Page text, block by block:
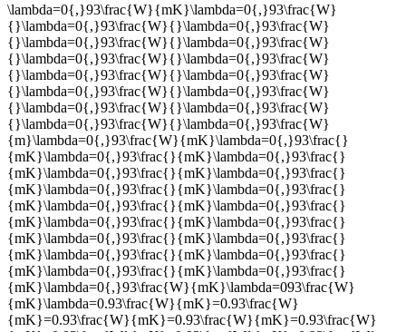
\lambda=0{,}93\frac{W}{mK}\lambda=0{,}93\frac{W}
{}\lambda=0{,}93\frac{W}{}\lambda=0{,}93\frac{W}
{}\lambda=0{,}93\frac{W}{}\lambda=0{,}93\frac{W}
{}\lambda=0{,}93\frac{W}{}\lambda=0{,}93\frac{W}
{}\lambda=0{,}93\frac{W}{}\lambda=0{,}93\frac{W}
{}\lambda=0{,}93\frac{W}{}\lambda=0{,}93\frac{W}
{}\lambda=0{,}93\frac{W}{}\lambda=0{,}93\frac{W}
{}\lambda=0{,}93\frac{W}{}\lambda=0{,}93\frac{W}
{m}\lambda=0{,}93\frac{W}{mK}\lambda=0{,}93\frac{}
{mK}\lambda=0{,}93\frac{}{mK}\lambda=0{,}93\frac{}
{mK}\lambda=0{,}93\frac{}{mK}\lambda=0{,}93\frac{}
{mK}\lambda=0{,}93\frac{}{mK}\lambda=0{,}93\frac{}
{mK}\lambda=0{,}93\frac{}{mK}\lambda=0{,}93\frac{}
{mK}\lambda=0{,}93\frac{}{mK}\lambda=0{,}93\frac{}
{mK}\lambda=0{,}93\frac{}{mK}\lambda=0{,}93\frac{}
{mK}\lambda=0{,}93\frac{}{mK}\lambda=0{,}93\frac{}
{mK}\lambda=0{,}93\frac{}{mK}\lambda=0{,}93\frac{}
{mK}\lambda=0{,}93\frac{W}{mK}\lambda=093\frac{W}
{mK}\lambda=0.93\frac{W}{mK}=0.93\frac{W}
{mK}=0.93\frac{W}{mK}=0.93\frac{W}{mK}=0.93\frac{W}